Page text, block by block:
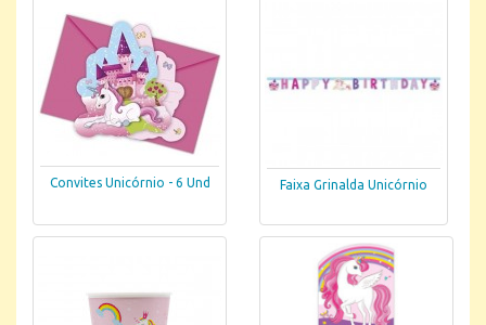
Convites Unicórnio - 6 Und Faixa Grinalda Unicórnio